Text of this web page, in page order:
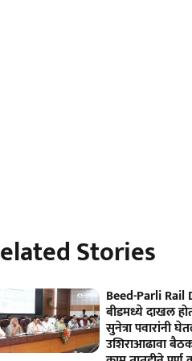
Stories
Beed-Parli Rail
बीडमध्ये दाखल
सुनेत्रा पवारांनी
उशिराआढावा